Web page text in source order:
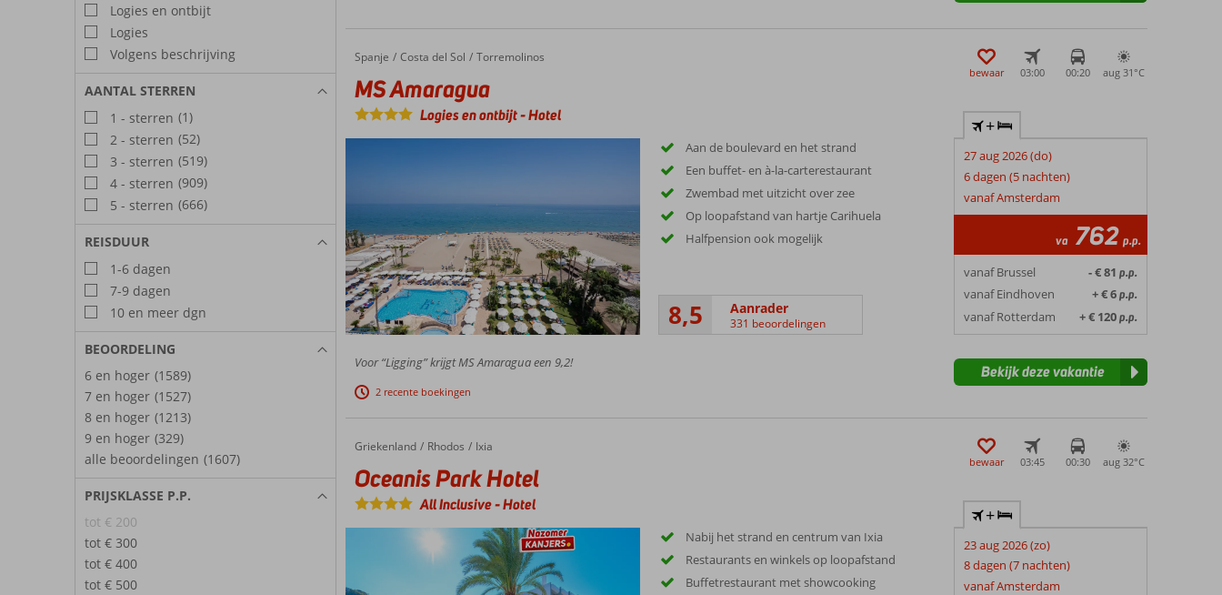
Logies en ontbijt
Logies
Volgens beschrijving
AANTAL STERREN
1 - sterren (1)
2 - sterren (52)
3 - sterren (519)
4 - sterren (909)
5 - sterren (666)
REISDUUR
1-6 dagen
7-9 dagen
10 en meer dgn
BEOORDELING
6 en hoger (1589)
7 en hoger (1527)
8 en hoger (1213)
9 en hoger (329)
alle beoordelingen (1607)
PRIJSKLASSE P.P.
tot € 200
tot € 300
tot € 400
tot € 500
Home
Spanje Costa del Sol Torremolinos
MS Amaragua
MS Amaragua
Logies en ontbijt-Hotel
bewaar 03:00 00:20 aug 31°C
Aan de boulevard en het strand
Een buffet- en à-la-carterestaurant
Zwembad met uitzicht over zee
Op loopafstand van hartje Carihuela
Halfpension ook mogelijk
8,5 Aanrader
331 beoordelingen
+
27 aug 2026 (do)
6 dagen (5 nachten)
vanaf Amsterdam
va 762 p.p.
vanaf Brussel - € 81 p.p.
vanaf Eindhoven + € 6p.p.
vanaf Rotterdam + € 120p.p.
Voor “Ligging” krijgt MS Amaragua een 9,2!
2 recente boekingen
Bekijk deze vakantie
Home
Griekenland Rhodos Ixia
Oceanis Park Hotel
Oceanis Park Hotel
All Inclusive-Hotel
bewaar 03:45 00:30 aug 32°C
Nabij het strand en centrum van Ixia
Restaurants en winkels op loopafstand
Buffetrestaurant met showcooking
+
23 aug 2026 (zo)
8 dagen (7 nachten)
vanaf Amsterdam